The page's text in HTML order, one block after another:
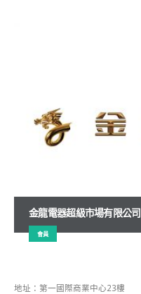
金龍電器超級市場有限公司
會員
地址：第一國際商業中心23樓